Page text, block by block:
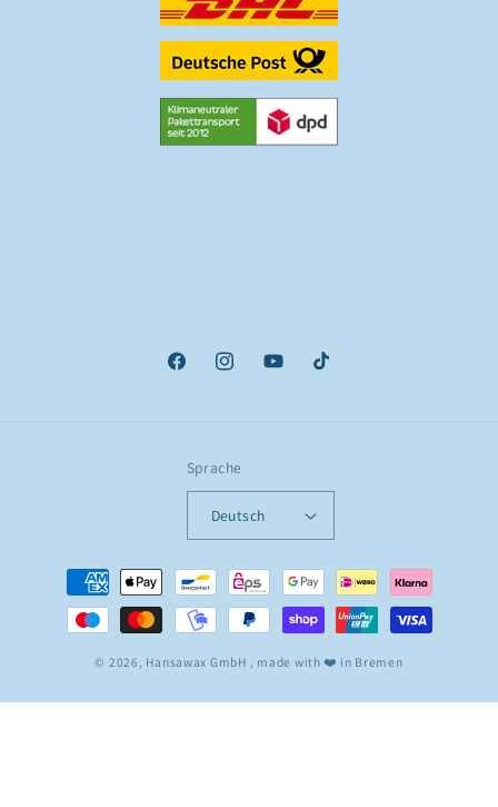
FacebookInstagramYouTubeTikTok
Sprache
Deutsch
Zahlungsmethoden
© 2026, Hansawax GmbH , made with ❤️ in Bremen